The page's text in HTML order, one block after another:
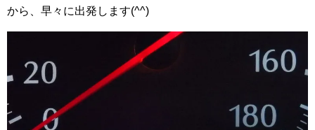
から、早々に出発します(^^)